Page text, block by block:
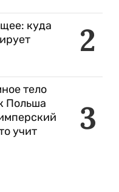
2
куда
3
тело
Польша
учит